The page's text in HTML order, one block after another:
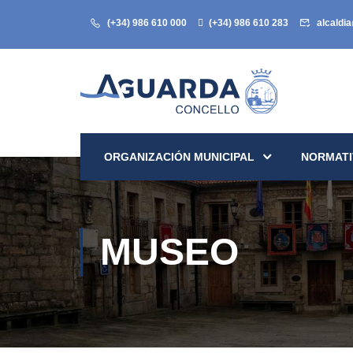
(+34) 986 610 000 (+34) 986 610 283
ORGANIZACIÓN MUNICIPAL
MUSEO